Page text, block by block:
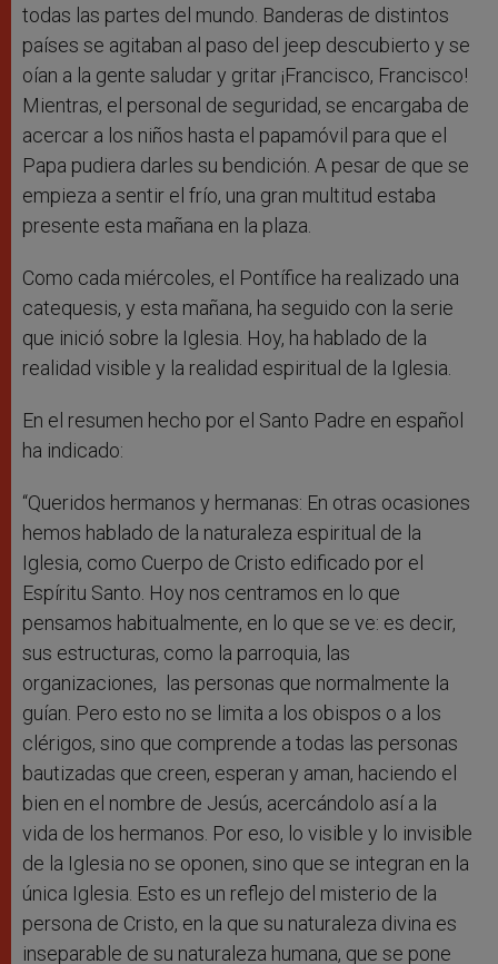
todas las partes del mundo. Banderas de distintos
países se agitaban al paso del jeep descubierto y se
oían a la gente saludar y gritar ¡Francisco, Francisco!
Mientras, el personal de seguridad, se encargaba de
acercar a los niños hasta el papamóvil para que el
Papa pudiera darles su bendición. A pesar de que se
empieza a sentir el frío, una gran multitud estaba
presente esta mañana en la plaza.
Como cada miércoles, el Pontífice ha realizado una
catequesis, y esta mañana, ha seguido con la serie
que inició sobre la Iglesia. Hoy, ha hablado de la
realidad visible y la realidad espiritual de la Iglesia.
En el resumen hecho por el Santo Padre en español
ha indicado:
“Queridos hermanos y hermanas: En otras ocasiones
hemos hablado de la naturaleza espiritual de la
Iglesia, como Cuerpo de Cristo edificado por el
Espíritu Santo. Hoy nos centramos en lo que
pensamos habitualmente, en lo que se ve: es decir,
sus estructuras, como la parroquia, las
organizaciones, las personas que normalmente la
guían. Pero esto no se limita a los obispos o a los
clérigos, sino que comprende a todas las personas
bautizadas que creen, esperan y aman, haciendo el
bien en el nombre de Jesús, acercándolo así a la
vida de los hermanos. Por eso, lo visible y lo invisible
de la Iglesia no se oponen, sino que se integran en la
única Iglesia. Esto es un reflejo del misterio de la
persona de Cristo, en la que su naturaleza divina es
inseparable de su naturaleza humana, que se pone